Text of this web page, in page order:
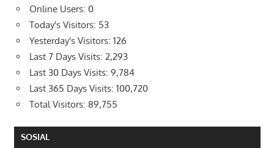
Online Users: 0
Today's Visitors: 53
Yesterday's Visitors: 126
Last 7 Days Visits: 2,293
Last 30 Days Visits: 9,784
Last 365 Days Visits: 100,720
Total Visitors: 89,755
SOSIAL